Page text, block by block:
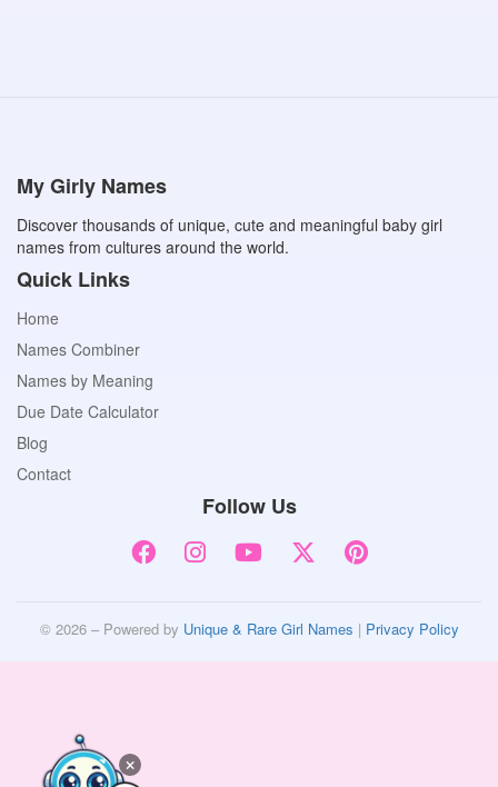
My Girly Names
Discover thousands of unique, cute and meaningful baby girl
names from cultures around the world.
Quick Links
Home
Names Combiner
Names by Meaning
Due Date Calculator
Blog
Contact
Follow Us
© 2026 – Powered by Unique & Rare Girl Names | Privacy Policy